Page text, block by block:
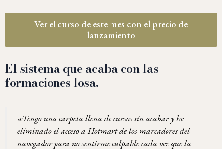
Ver el curso de este mes con el precio de
lanzamiento
El sistema que acaba con las
formaciones losa.
«Tengo una carpeta llena de cursos sin acabar y he
eliminado el acceso a Hotmart de los marcadores del
navegador para no sentirme culpable cada vez que la